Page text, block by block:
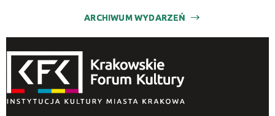
ARCHIWUM WYDARZEŃ